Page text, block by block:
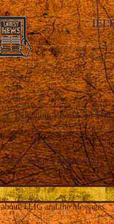
IÉI
Defending Vassula and
or National Associations
TLIG and the Messages